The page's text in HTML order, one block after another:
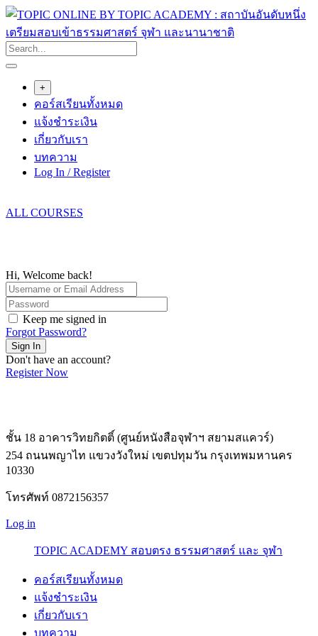
Skip
content
+
คอร์สเรียนทั้งหมด
แจ้งชำระเงิน
เกี่ยวกับเรา
บทความ
Log In / Register
ALL COURSES
Hi, Welcome back!
Keep me signed in
Forgot Password?
Sign In
Don't have an account?
Register Now
ชั้น 18 อาคารวิทยกิตติ์ (ศูนย์หนังสือจุฬาฯ สยามสแควร์)
254 ถนนพญาไท แขวงวังใหม่ เขตปทุมวัน กรุงเทพมหานคร
10330
โทรศัพท์ 0872156357
Log in
TOPIC ACADEMY สอบตรง ธรรมศาสตร์ และ จุฬา
คอร์สเรียนทั้งหมด
แจ้งชำระเงิน
เกี่ยวกับเรา
บทความ